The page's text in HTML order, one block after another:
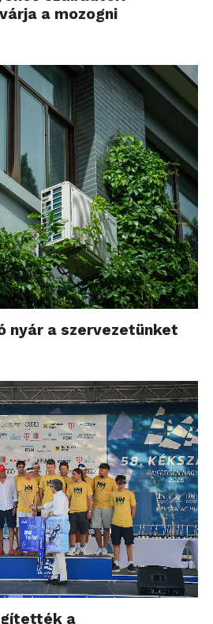
a mozogni
nyár a szervezetünket
a